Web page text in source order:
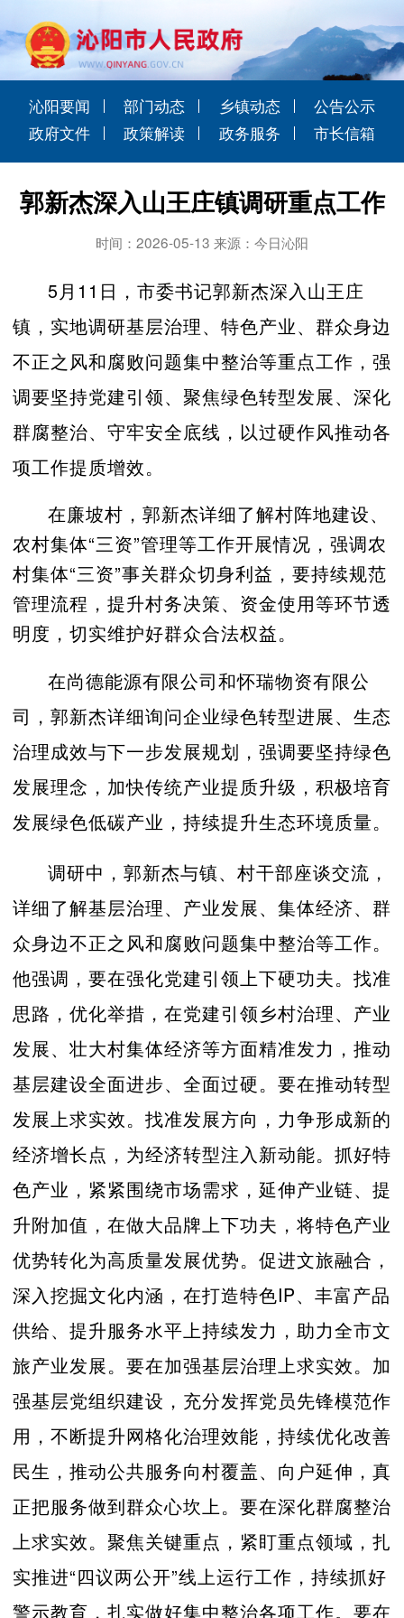
沁阳要闻 部门动态 乡镇动态
公告公示
政府文件
政策解读 政务服务 市长信箱
郭新杰深入山王庄镇调研重点工作
时间：2026-05-13 来源：今日沁阳
5月11日，市委书记郭新杰深入山王庄
镇，实地调研基层治理、特色产业、群众身边
不正之风和腐败问题集中整治等重点工作，强
调要坚持党建引领、聚焦绿色转型发展、深化
群腐整治、守牢安全底线，以过硬作风推动各
项工作提质增效。
在廉坡村，郭新杰详细了解村阵地建设、
农村集体“三资”管理等工作开展情况，强调农
村集体“三资”事关群众切身利益，要持续规范
管理流程，提升村务决策、资金使用等环节透
明度，切实维护好群众合法权益。
在尚德能源有限公司和怀瑞物资有限公
司，郭新杰详细询问企业绿色转型进展、生态
治理成效与下一步发展规划，强调要坚持绿色
发展理念，加快传统产业提质升级，积极培育
发展绿色低碳产业，持续提升生态环境质量。
调研中，郭新杰与镇、村干部座谈交流，
详细了解基层治理、产业发展、集体经济、群
众身边不正之风和腐败问题集中整治等工作。
他强调，要在强化党建引领上下硬功夫。找准
思路，优化举措，在党建引领乡村治理、产业
发展、壮大村集体经济等方面精准发力，推动
基层建设全面进步、全面过硬。要在推动转型
发展上求实效。找准发展方向，力争形成新的
经济增长点，为经济转型注入新动能。抓好特
色产业，紧紧围绕市场需求，延伸产业链、提
升附加值，在做大品牌上下功夫，将特色产业
优势转化为高质量发展优势。促进文旅融合，
深入挖掘文化内涵，在打造特色IP、丰富产品
供给、提升服务水平上持续发力，助力全市文
旅产业发展。要在加强基层治理上求实效。加
强基层党组织建设，充分发挥党员先锋模范作
用，不断提升网格化治理效能，持续优化改善
民生，推动公共服务向村覆盖、向户延伸，真
正把服务做到群众心坎上。要在深化群腐整治
上求实效。聚焦关键重点，紧盯重点领域，扎
实推进“四议两公开”线上运行工作，持续抓好
警示教育，扎实做好集中整治各项工作。要在